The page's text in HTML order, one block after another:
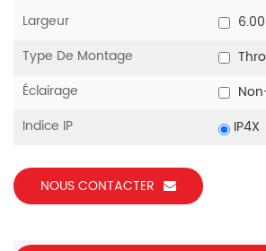
Largeur
Type De Montage
Éclairage
Indice IP
IP4X
NOUS CONTACTER